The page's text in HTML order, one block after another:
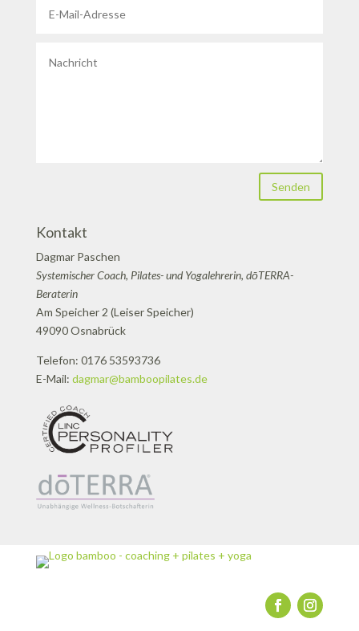
Senden
Kontakt
Dagmar Paschen
Systemischer Coach, Pilates- und Yogalehrerin, dōTERRA-
Beraterin
Am Speicher 2 (Leiser Speicher)
49090 Osnabrück
Telefon: 0176 53593736
E-Mail: dagmar@bamboopilates.de